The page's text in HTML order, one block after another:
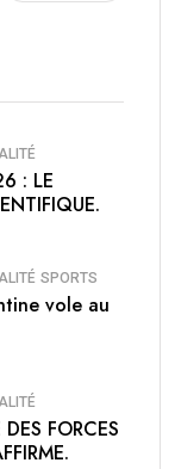
: LE
SPORTS
vole au
FORCES